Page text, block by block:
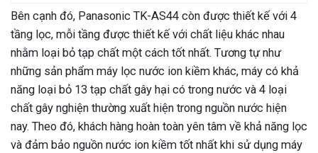
Bên cạnh đó, Panasonic TK-AS44 còn được thiết kế với 4
tầng lọc, mỗi tầng được thiết kế với chất liệu khác nhau
nhằm loại bỏ tạp chất một cách tốt nhất. Tương tự như
những sản phẩm máy lọc nước ion kiềm khác, máy có khả
năng loại bỏ 13 tạp chất gây hại có trong nước và 4 loại
chất gây nghiện thường xuất hiện trong nguồn nước hiện
nay. Theo đó, khách hàng hoàn toàn yên tâm về khả năng lọc
và đảm bảo nguồn nước ion kiềm tốt nhất khi sử dụng máy